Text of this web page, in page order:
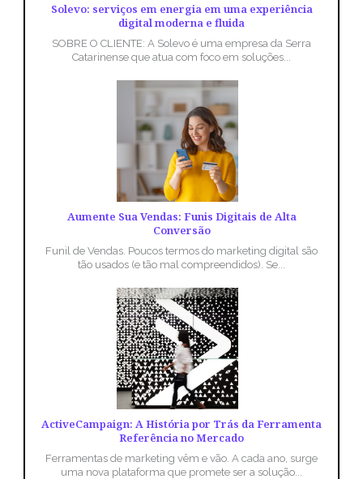
Solevo: serviços em energia em uma experiência
digital moderna e fluida
SOBRE O CLIENTE: A Solevo é uma empresa da Serra
Catarinense que atua com foco em soluções...
Aumente Sua Vendas: Funis Digitais de Alta
Conversão
Funil de Vendas. Poucos termos do marketing digital são
tão usados (e tão mal compreendidos). Se...
ActiveCampaign: A História por Trás da Ferramenta
Referência no Mercado
Ferramentas de marketing vêm e vão. A cada ano, surge
uma nova plataforma que promete ser a solução...